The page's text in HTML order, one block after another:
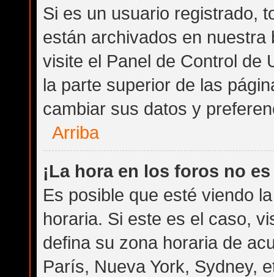
Si es un usuario registrado,
están archivados en
visite el Panel de Control de
la parte superior de las
cambiar sus datos y
Arriba
¡La hora en los foros no
Es posible que esté viendo
horaria. Si este es el caso,
defina su zona horaria de
París, Nueva York, Sydney,